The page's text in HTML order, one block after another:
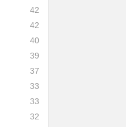
42
42
40
39
37
33
33
32